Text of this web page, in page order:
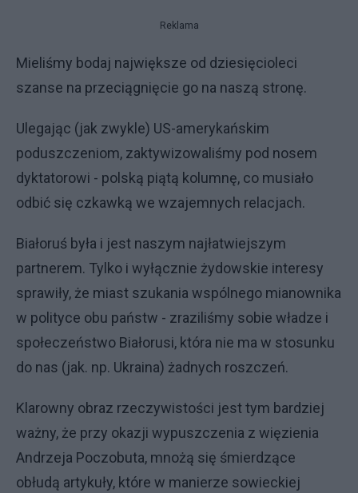
Reklama
Mieliśmy bodaj największe od dziesięcioleci
szanse na przeciągnięcie go na naszą stronę.
Ulegając (jak zwykle) US-amerykańskim
poduszczeniom, zaktywizowaliśmy pod nosem
dyktatorowi - polską piątą kolumnę, co musiało
odbić się czkawką we wzajemnych relacjach.
Białoruś była i jest naszym najłatwiejszym
partnerem. Tylko i wyłącznie żydowskie interesy
sprawiły, że miast szukania wspólnego mianownika
w polityce obu państw - zraziliśmy sobie władze i
społeczeństwo Białorusi, która nie ma w stosunku
do nas (jak. np. Ukraina) żadnych roszczeń.
Klarowny obraz rzeczywistości jest tym bardziej
ważny, że przy okazji wypuszczenia z więzienia
Andrzeja Poczobuta, mnożą się śmierdzące
obłudą artykuły, które w manierze sowieckiej